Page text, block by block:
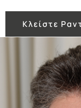
Κλείστε